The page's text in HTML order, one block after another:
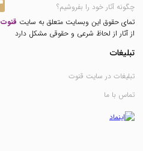
چگونه آثار خود را بفروشیم؟
تمای حقوق این وبسایت متعلق به سایت قنوت
از آثار از لحاظ شرعی و حقوقی مشکل دارد
تبلیغات
تبلیغات در سایت قنوت
تماس با ما